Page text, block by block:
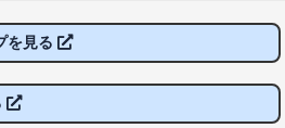
を見る